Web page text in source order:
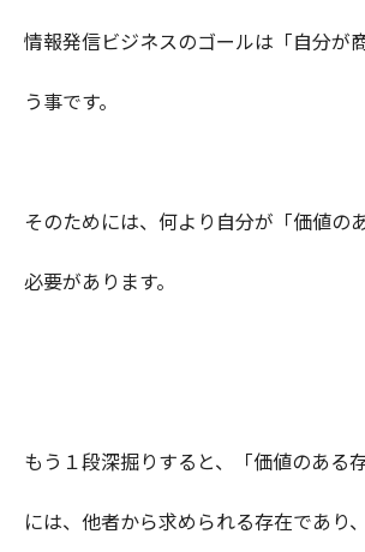
情報発信ビジネスのゴールは「自分が
う事です。
そのためには、何より自分が「価値の
必要があります。
もう１段深掘りすると、「価値のある
には、他者から求められる存在であり